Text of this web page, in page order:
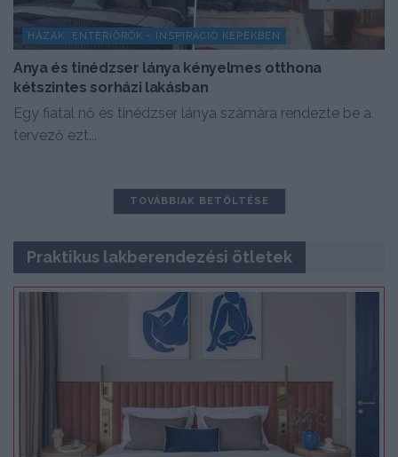
HÁZAK, ENTERIŐRÖK - INSPIRÁCIÓ KÉPEKBEN
Anya és tinédzser lánya kényelmes otthona
kétszintes sorházi lakásban
Egy fiatal nő és tinédzser lánya számára rendezte be a
tervező ezt...
TOVÁBBIAK BETÖLTÉSE
Praktikus lakberendezési ötletek